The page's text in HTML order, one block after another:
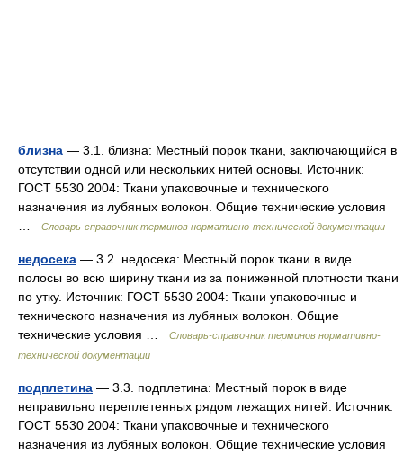
близна — 3.1. близна: Местный порок ткани, заключающийся в
отсутствии одной или нескольких нитей основы. Источник:
ГОСТ 5530 2004: Ткани упаковочные и технического
назначения из лубяных волокон. Общие технические условия
Словарь-справочник терминов нормативно-технической документации
недосека — 3.2. недосека: Местный порок ткани в виде
полосы во всю ширину ткани из за пониженной плотности ткани
по утку. Источник: ГОСТ 5530 2004: Ткани упаковочные и
технического назначения из лубяных волокон. Общие
технические условия …
Словарь-справочник терминов нормативно-
технической документации
подплетина — 3.3. подплетина: Местный порок в виде
неправильно переплетенных рядом лежащих нитей. Источник:
ГОСТ 5530 2004: Ткани упаковочные и технического
назначения из лубяных волокон. Общие технические условия